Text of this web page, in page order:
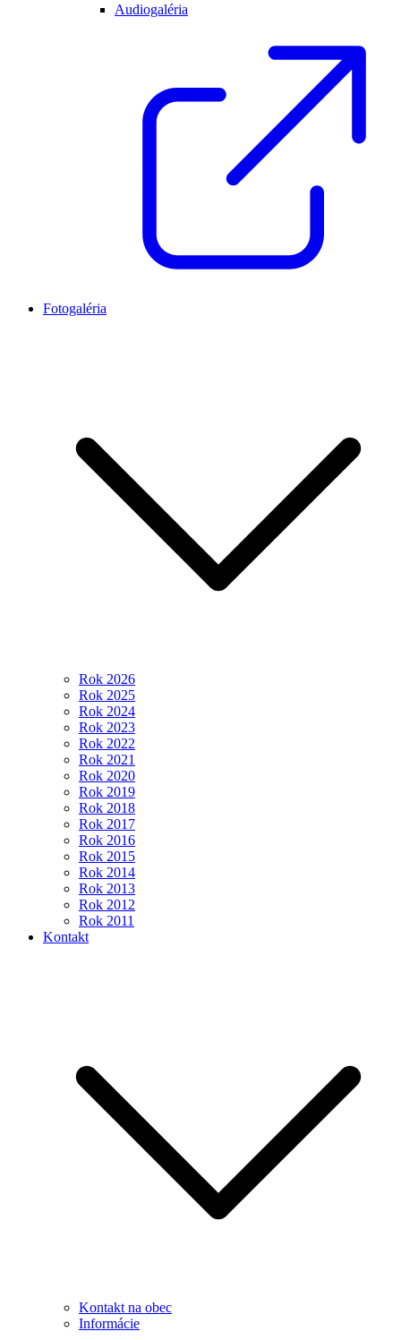
Audiogaléria
Fotogaléria
Rok 2026
Rok 2025
Rok 2024
Rok 2023
Rok 2022
Rok 2021
Rok 2020
Rok 2019
Rok 2018
Rok 2017
Rok 2016
Rok 2015
Rok 2014
Rok 2013
Rok 2012
Rok 2011
Kontakt
Kontakt na obec
Informácie